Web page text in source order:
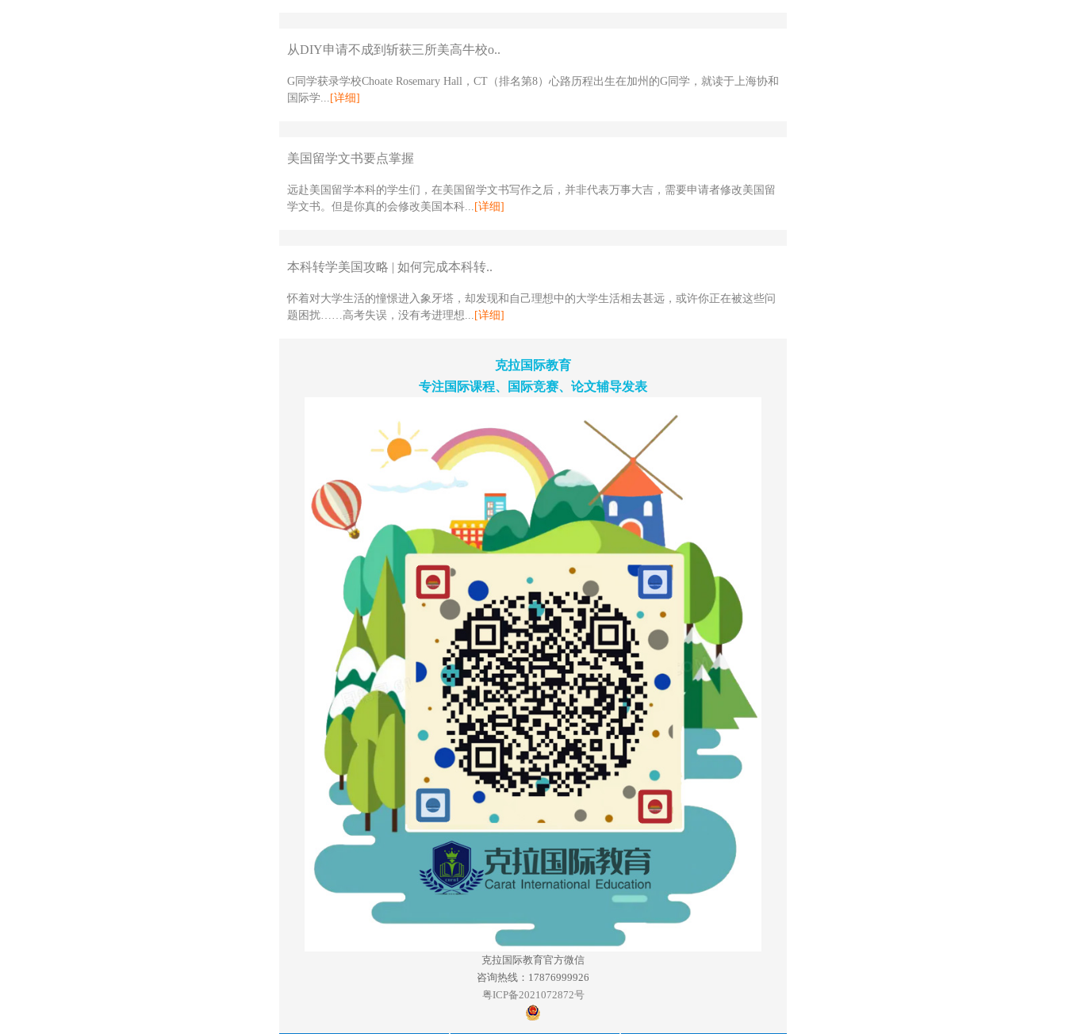
从DIY申请不成到斩获三所美高牛校o..
G同学获录学校Choate Rosemary Hall，CT（排名第8）心路历程出生在加州的G同学，就读于上海协和
国际学... [详细]
美国留学文书要点掌握
远赴美国留学本科的学生们，在美国留学文书写作之后，并非代表万事大吉，需要申请者修改美国留
学文书。但是你真的会修改美国本科... [详细]
本科转学美国攻略 | 如何完成本科转..
怀着对大学生活的憧憬进入象牙塔，却发现和自己理想中的大学生活相去甚远，或许你正在被这些问
题困扰……高考失误，没有考进理想... [详细]
克拉国际教育
专注国际课程、国际竞赛、论文辅导发表
克拉国际教育官方微信
咨询热线：17876999926
粤ICP备2021072872号